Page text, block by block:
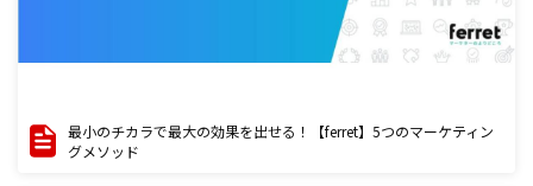
最小のチカラで最大の効果を出せる！【ferret】5つのマーケティン
グメソッド